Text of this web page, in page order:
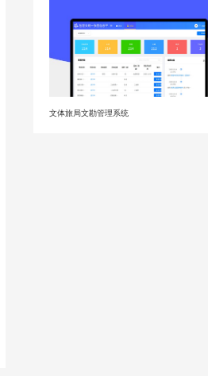
文体旅局文勘管理系统